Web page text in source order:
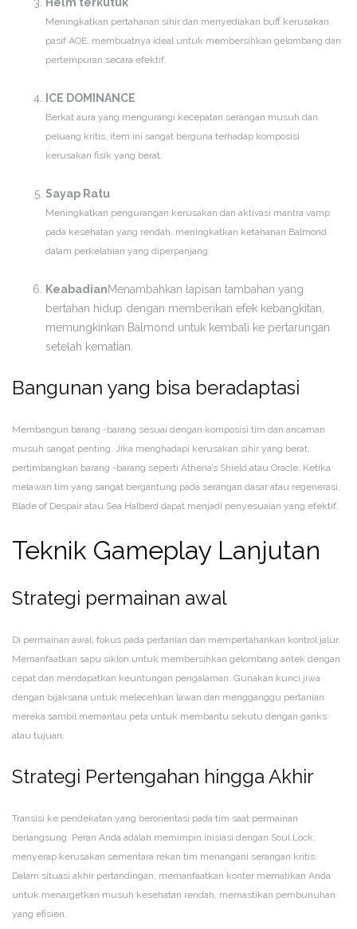
Helm terkutuk
Meningkatkan pertahanan sihir dan menyediakan buff kerusakan
pasif AOE, membuatnya ideal untuk membersihkan gelombang dan
pertempuran secara efektif.
ICE DOMINANCE
Berkat aura yang mengurangi kecepatan serangan musuh dan
peluang kritis, item ini sangat berguna terhadap komposisi
kerusakan fisik yang berat.
Sayap Ratu
Meningkatkan pengurangan kerusakan dan aktivasi mantra vamp
pada kesehatan yang rendah, meningkatkan ketahanan Balmond
dalam perkelahian yang diperpanjang.
KeabadianMenambahkan lapisan tambahan yang
bertahan hidup dengan memberikan efek kebangkitan,
memungkinkan Balmond untuk kembali ke pertarungan
setelah kematian.
Bangunan yang bisa beradaptasi
Membangun barang -barang sesuai dengan komposisi tim dan ancaman
musuh sangat penting. Jika menghadapi kerusakan sihir yang berat,
pertimbangkan barang -barang seperti Athena’s Shield atau Oracle. Ketika
melawan tim yang sangat bergantung pada serangan dasar atau regenerasi,
Blade of Despair atau Sea Halberd dapat menjadi penyesuaian yang efektif.
Teknik Gameplay Lanjutan
Strategi permainan awal
Di permainan awal, fokus pada pertanian dan mempertahankan kontrol jalur.
Memanfaatkan sapu siklon untuk membersihkan gelombang antek dengan
cepat dan mendapatkan keuntungan pengalaman. Gunakan kunci jiwa
dengan bijaksana untuk melecehkan lawan dan mengganggu pertanian
mereka sambil memantau peta untuk membantu sekutu dengan ganks
atau tujuan.
Strategi Pertengahan hingga Akhir
Transisi ke pendekatan yang berorientasi pada tim saat permainan
berlangsung. Peran Anda adalah memimpin inisiasi dengan Soul Lock,
menyerap kerusakan sementara rekan tim menangani serangan kritis.
Dalam situasi akhir pertandingan, memanfaatkan konter mematikan Anda
untuk menargetkan musuh kesehatan rendah, memastikan pembunuhan
yang efisien.